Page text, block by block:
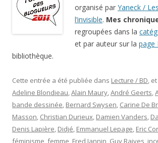
organisé par Yaneck /
l’invisible. Mes
regroupées dans la
et par auteur sur la page
bibliothèque.
Cette entrée a été publiée dans Lecture / BD,
Adeline Blondieau,Alain Maury,André Geerts,
bande dessinée, Bernard Swysen, Carine De
Masson, Christian Durieux, Damien Vanders,
Denis Lapière, Didjé, Emmanuel Lepage, Eric
féminisme femme Fred Jannin Guy Raives